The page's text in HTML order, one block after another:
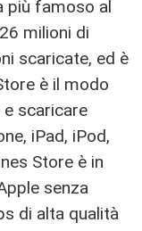
più famoso al
milioni di
scaricate, ed è
è il modo
scaricare
iPad, iPod,
Store è in
senza
di alta qualità